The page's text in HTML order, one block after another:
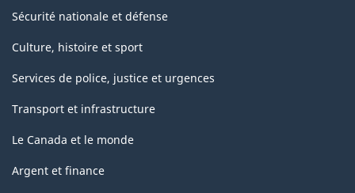
Sécurité nationale et défense
Culture, histoire et sport
Services de police, justice et urgences
Transport et infrastructure
Le Canada et le monde
Argent et finance